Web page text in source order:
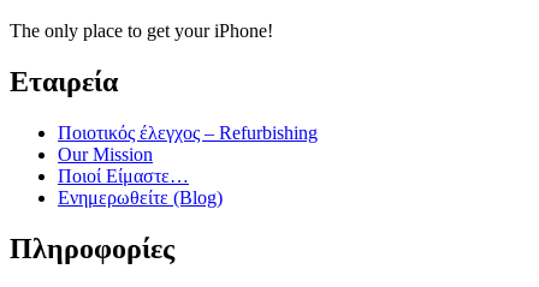
The only place to get your iPhone!
Εταιρεία
Ποιοτικός έλεγχος – Refurbishing
Our Mission
Ποιοί Είμαστε…
Ενημερωθείτε (Blog)
Πληροφορίες